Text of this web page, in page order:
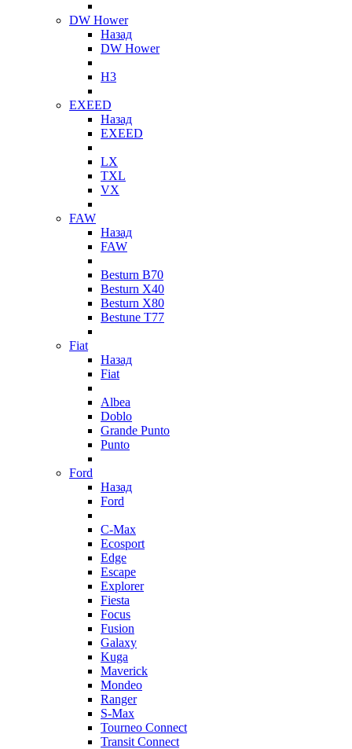
DW Hower
Назад
DW Hower
H3
EXEED
Назад
EXEED
LX
TXL
VX
FAW
Назад
FAW
Besturn B70
Besturn X40
Besturn X80
Bestune T77
Fiat
Назад
Fiat
Albea
Doblo
Grande Punto
Punto
Ford
Назад
Ford
C-Max
Ecosport
Edge
Escape
Explorer
Fiesta
Focus
Fusion
Galaxy
Kuga
Maverick
Mondeo
Ranger
S-Max
Tourneo Connect
Transit Connect